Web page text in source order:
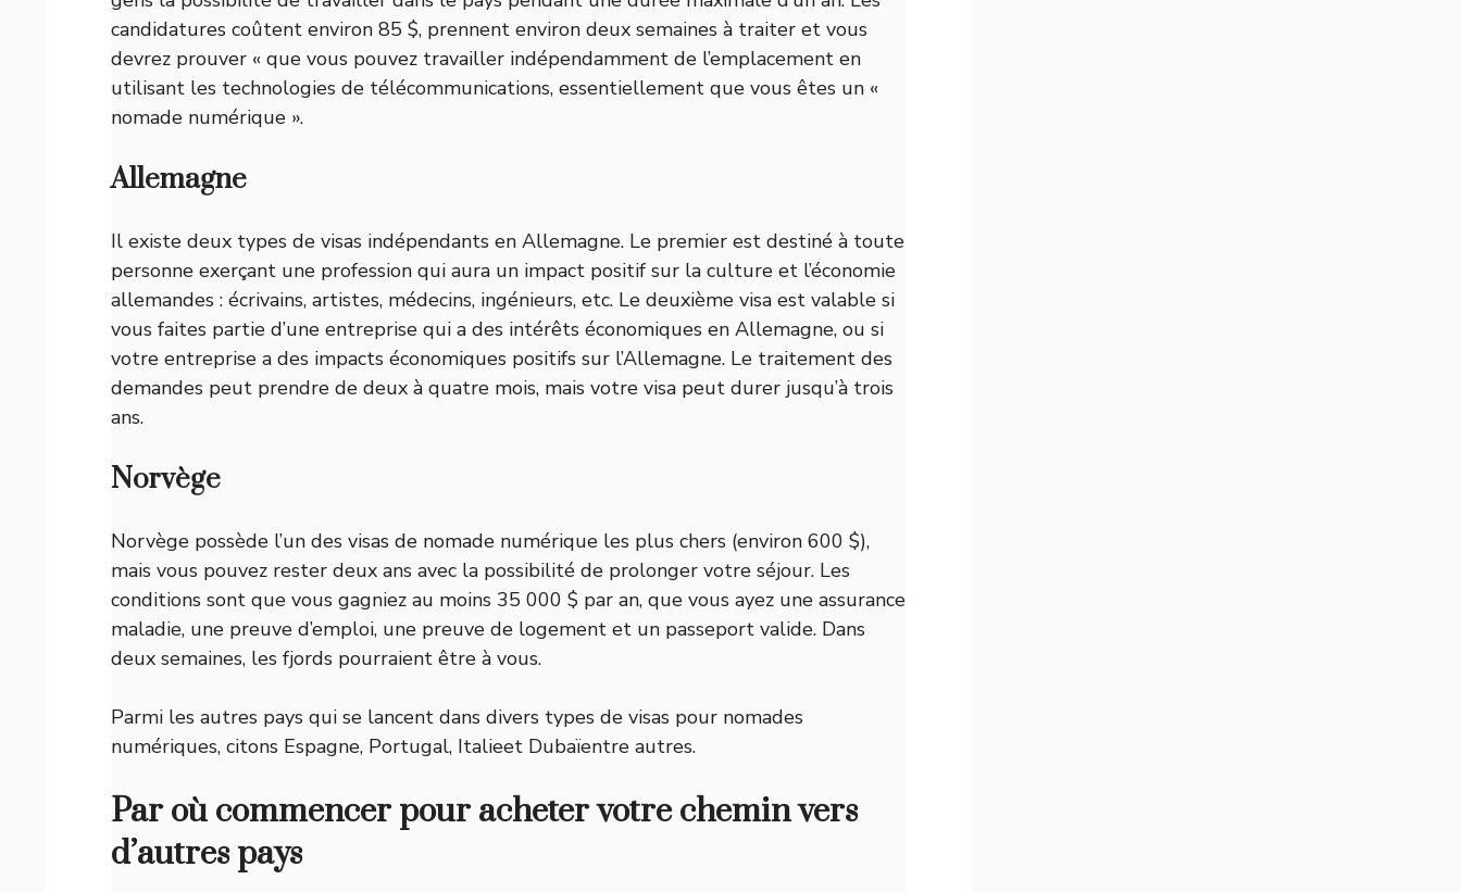
candidatures coûtent environ 85 $, prennent environ deux semaines à traiter et vous
devrez prouver « que vous pouvez travailler indépendamment de l’emplacement en
utilisant les technologies de télécommunications, essentiellement que vous êtes un «
nomade numérique ».
Allemagne
Il existe deux types de visas indépendants en Allemagne. Le premier est destiné à toute
personne exerçant une profession qui aura un impact positif sur la culture et l’économie
allemandes : écrivains, artistes, médecins, ingénieurs, etc. Le deuxième visa est valable si
vous faites partie d’une entreprise qui a des intérêts économiques en Allemagne, ou si
votre entreprise a des impacts économiques positifs sur l’Allemagne. Le traitement des
demandes peut prendre de deux à quatre mois, mais votre visa peut durer jusqu’à trois
ans.
Norvège
Norvège possède l’un des visas de nomade numérique les plus chers (environ 600 $),
mais vous pouvez rester deux ans avec la possibilité de prolonger votre séjour. Les
conditions sont que vous gagniez au moins 35 000 $ par an, que vous ayez une assurance
maladie, une preuve d’emploi, une preuve de logement et un passeport valide. Dans
deux semaines, les fjords pourraient être à vous.
Parmi les autres pays qui se lancent dans divers types de visas pour nomades
numériques, citons Espagne, Portugal, Italieet Dubaïentre autres.
Par où commencer pour acheter votre chemin vers
d’autres pays